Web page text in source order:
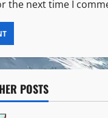
the next time I
POSTS